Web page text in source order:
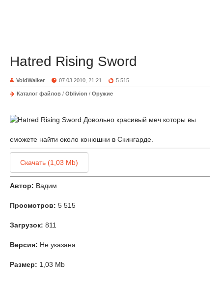
Hatred Rising Sword
VoidWalker 07.03.2010, 21:21 5 515
Каталог файлов / Oblivion / Оружие
Довольно красивый меч которы вы
сможете найти около конюшни в Скингарде.
Скачать (1,03 Mb)
Автор: Вадим
Просмотров: 5 515
Загрузок: 811
Версия: Не указана
Размер: 1,03 Mb